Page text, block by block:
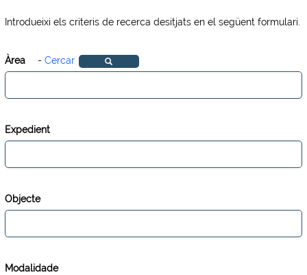
Introdueixi els criteris de recerca desitjats en el següent formulari.
Àrea - Cercar
Expedient
Objecte
Modalidade